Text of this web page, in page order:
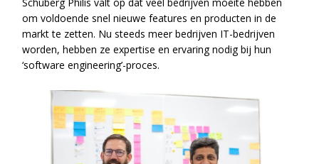
om voldoende snel nieuwe features en producten in de
markt te zetten. Nu steeds meer bedrijven IT-bedrijven
worden, hebben ze expertise en ervaring nodig bij hun
‘software engineering’-proces.